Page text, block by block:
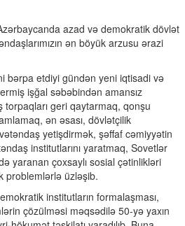
azad və demokratik dövlət
ən böyük arzusu ərazi
bərpa etdiyi gündən yeni iqtisadi və
işğal səbəbindən amansız
geri qaytarmaq, qonşu
ən əsası, dövlətçilik
yetişdirmək, şəffaf cəmiyyətin
institutlarını yaratmaq, Sovetlər
yaranan çoxsaylı sosial çətinlikləri
problemlərlə üzləşib.
institutların formalaşması,
çözülməsi məqsədilə 50-yə yaxın